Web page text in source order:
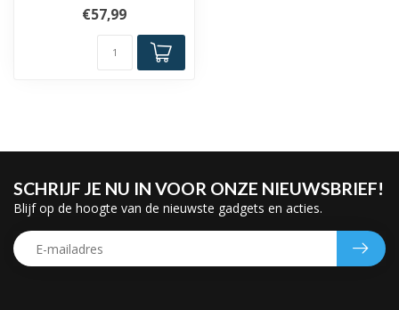
€57,99
SCHRIJF JE NU IN VOOR ONZE NIEUWSBRIEF!
Blijf op de hoogte van de nieuwste gadgets en acties.